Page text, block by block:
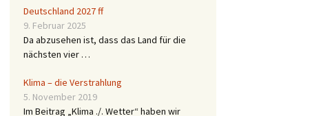
Deutschland 2027 ff
9. Februar 2025
Da abzusehen ist, dass das Land für die
nächsten vier …
Klima – die Verstrahlung
5. November 2019
Im Beitrag „Klima ./. Wetter“ haben wir